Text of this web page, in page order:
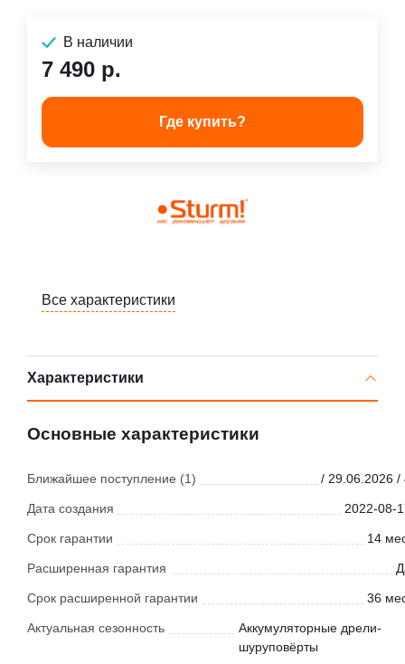
В наличии
7 490 р.
Где купить?
Все характеристики
Характеристики
Основные характеристики
Ближайшее поступление (1) / 29.06.2026 /
Дата создания 2022-08-
Срок гарантии 14
Расширенная гарантия
Срок расширенной гарантии 36
Актуальная сезонность
Аккумуляторные дрели-
шуруповёрты